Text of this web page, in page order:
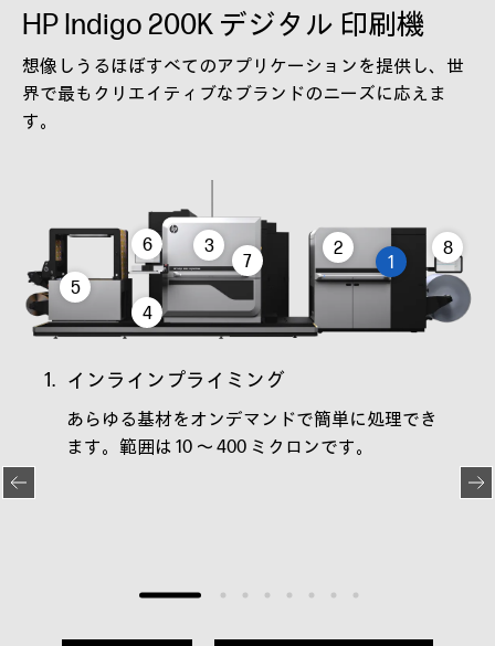
HP Indigo 200K デジタル 印刷機
想像しうるほぼすべてのアプリケーションを提供し、世
界で最もクリエイティブなブランドのニーズに応えま
す。
1
2
3
4
5
6
7
8
1. インラインプライミング
あらゆる基材をオンデマンドで簡単に処理でき
ます。範囲は 10 ～ 400 ミクロンです。